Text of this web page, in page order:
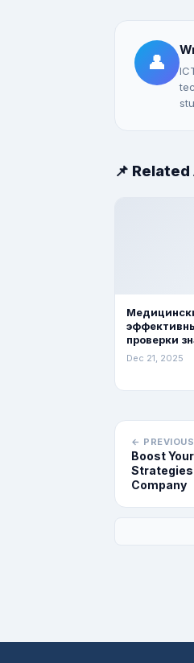
👤
📌
проверки
Dec 21, 2025
← PREVIOUS
Boost
Strategies
Company